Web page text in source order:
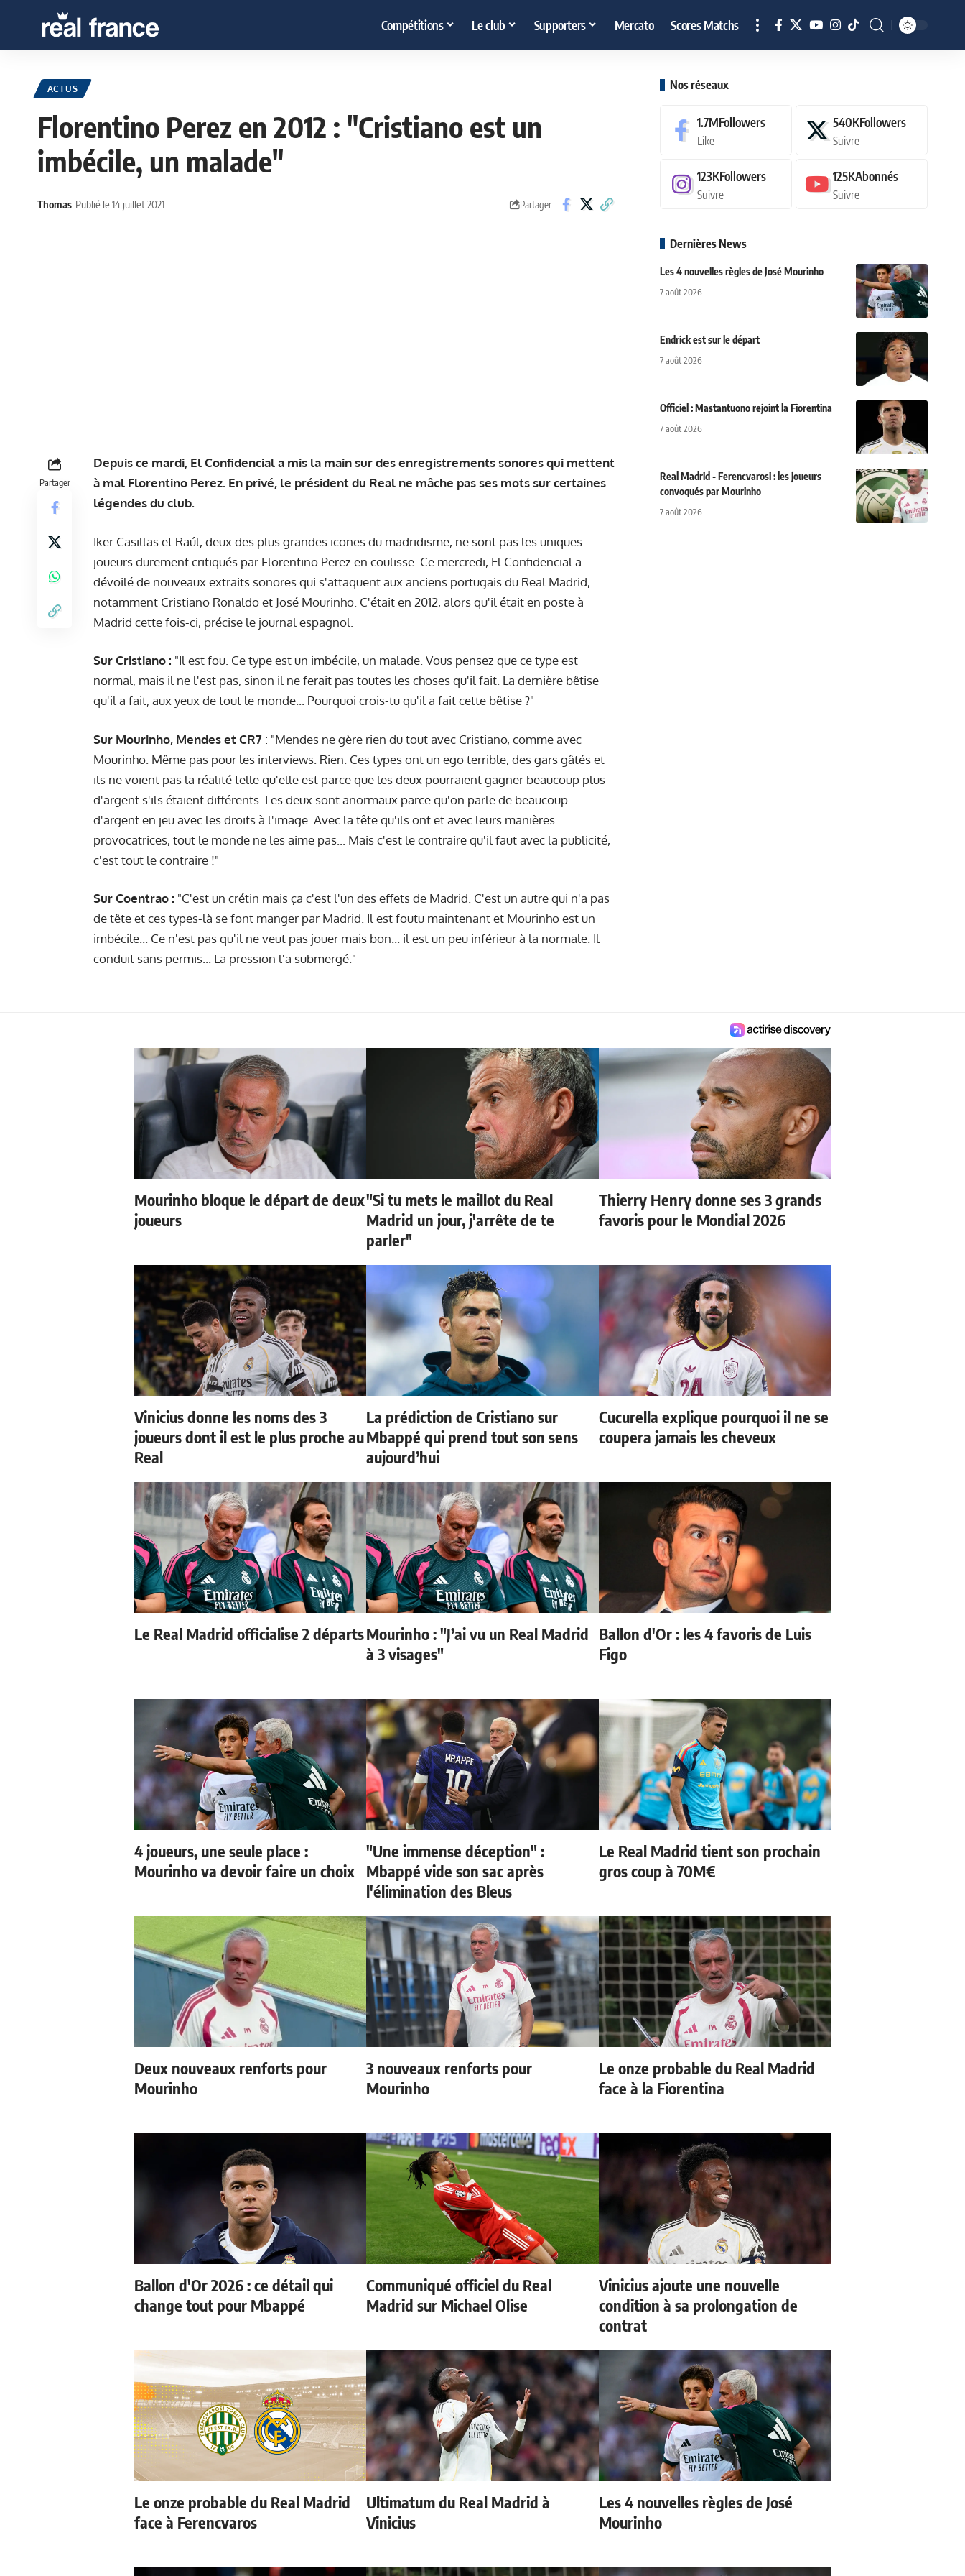
Compétitions Le club Supporters Mercato Scores Matchs
ACTUS
Florentino Perez en 2012 : "Cristiano est un
imbécile, un malade"
Thomas Publié le 14 juillet 2021 Partager
Partager
Depuis ce mardi, El Confidencial a mis la main sur des enregistrements sonores qui mettent
à mal Florentino Perez. En privé, le président du Real ne mâche pas ses mots sur certaines
légendes du club.
Iker Casillas et Raúl, deux des plus grandes icones du madridisme, ne sont pas les uniques
joueurs durementcritiqués par Florentino Perez en coulisse . Ce mercredi, El Confidencial a
dévoilé de nouveaux extraits sonores qui s'attaquent aux anciens portugais du Real Madrid,
notamment Cristiano Ronaldo et José Mourinho. C'était en 2012, alors qu'il était en poste à
Madrid cette fois-ci, précise le journal espagnol.
Sur Cristiano : "Il est fou. Ce type est un imbécile, un malade. Vous pensez que ce type est
normal, mais il ne l'est pas, sinon il ne ferait pas toutes les choses qu'il fait. La dernière bêtise
qu'il a fait, aux yeux de tout le monde... Pourquoi crois-tu qu'il a fait cette bêtise ?"
Sur Mourinho, Mendes et CR7 : "Mendes ne gère rien du tout avec Cristiano, comme avec
Mourinho. Même pas pour les interviews. Rien. Ces types ont un ego terrible, des gars gâtés et
ils ne voient pas la réalité telle qu'elle est parce que les deux pourraient gagner beaucoup plus
d'argent s'ils étaient différents. Les deux sont anormaux parce qu'on parle de beaucoup
d'argent en jeu avec les droits à l'image. Avec la tête qu'ils ont et avec leurs manières
provocatrices, tout le monde ne les aime pas... Mais c'est le contraire qu'il faut avec la publicité,
c'est tout le contraire !"
Sur Coentrao : "C'est un crétin mais ça c'est l'un des effets de Madrid. C'est un autre qui n'a pas
de tête et ces types-là se font manger par Madrid. Il est foutu maintenant et Mourinho est un
imbécile... Ce n'est pas qu'il ne veut pas jouer mais bon... il est un peu inférieur à la normale. Il
conduit sans permis... La pression l'a submergé."
Nos réseaux
1.7MFollowers
Like
540KFollowers
Suivre
123KFollowers
Suivre
125KAbonnés
Suivre
Dernières News
Les 4 nouvelles règles de José Mourinho
7 août 2026
Endrick est sur le départ
7 août 2026
Officiel : Mastantuono rejoint la Fiorentina
7 août 2026
Real Madrid - Ferencvarosi : les joueurs
convoqués par Mourinho
7 août 2026
Mourinho bloque le départ de deux
joueurs
"Si tu mets le maillot du Real
Madrid un jour, j'arrête de te
parler"
Thierry Henry donne ses 3 grands
favoris pour le Mondial 2026
Vinicius donne les noms des 3
joueurs dont il est le plus proche au
Real
La prédiction de Cristiano sur
Mbappé qui prend tout son sens
aujourd’hui
Cucurella explique pourquoi il ne se
coupera jamais les cheveux
Le Real Madrid officialise 2 départsMourinho : "J’ai vu un Real Madrid
à 3 visages"
Ballon d'Or : les 4 favoris de Luis
Figo
4 joueurs, une seule place :
Mourinho va devoir faire un choix
"Une immense déception" :
Mbappé vide son sac après
l'élimination des Bleus
Le Real Madrid tient son prochain
gros coup à 70M€
Deux nouveaux renforts pour
Mourinho
3 nouveaux renforts pour
Mourinho
Le onze probable du Real Madrid
face à la Fiorentina
Ballon d'Or 2026 : ce détail qui
change tout pour Mbappé
Communiqué officiel du Real
Madrid sur Michael Olise
Vinicius ajoute une nouvelle
condition à sa prolongation de
contrat
Le onze probable du Real Madrid
face à Ferencvaros
Ultimatum du Real Madrid à
Vinicius
Les 4 nouvelles règles de José
Mourinho